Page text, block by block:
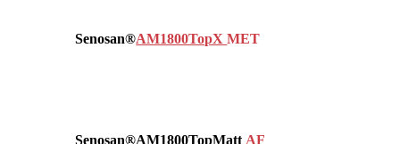
Senosan®AM1800TopXMET
Senosan®AM1800TopMatt AF